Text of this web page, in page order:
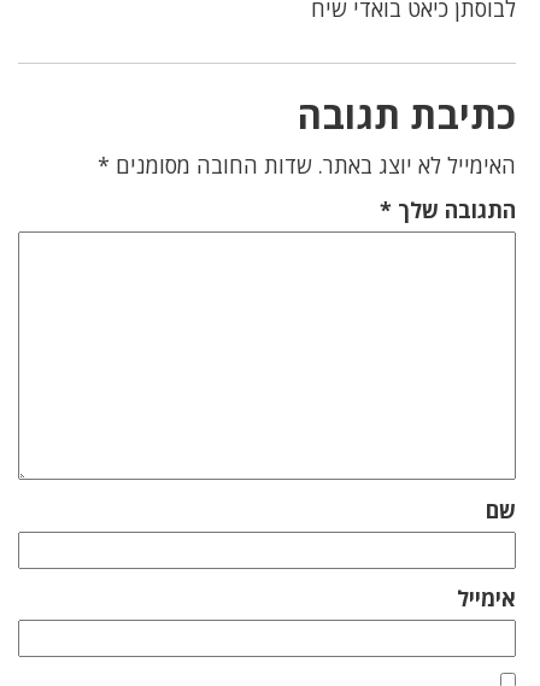
לבוסתן כיאט בואדי שיח
כתיבת תגובה
האימייל לא יוצג באתר. שדות החובה מסומנים *
התגובה שלך *
שם
אימייל